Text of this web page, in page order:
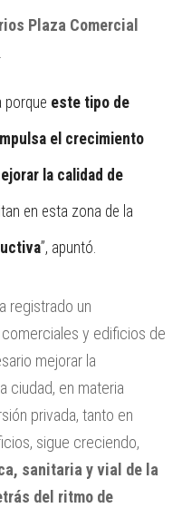
Plaza Comercial
porque este tipo de
el crecimiento
la calidad de
en esta zona de la
”, apuntó.
registrado un
y edificios de
mejorar la
ciudad, en materia
privada, tanto en
sigue creciendo,
sanitaria y vial de la
del ritmo de